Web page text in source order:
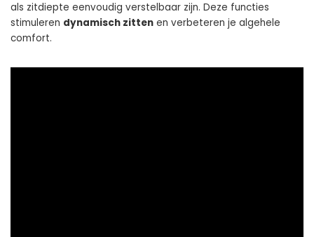
als zitdiepte eenvoudig verstelbaar zijn. Deze functies
stimuleren dynamisch zitten en verbeteren je algehele
comfort.